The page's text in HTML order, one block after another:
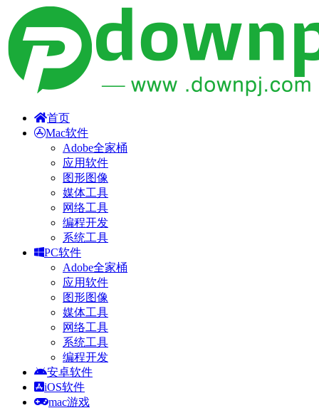
首页
Mac软件
Adobe全家桶
应用软件
图形图像
媒体工具
网络工具
编程开发
系统工具
PC软件
Adobe全家桶
应用软件
图形图像
媒体工具
网络工具
系统工具
编程开发
安卓软件
iOS软件
mac游戏